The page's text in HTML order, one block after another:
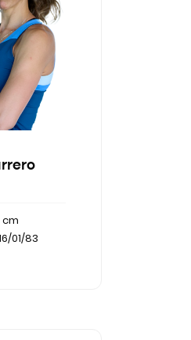
cm
01/83